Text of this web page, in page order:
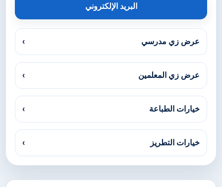
البريد الإلكتروني
عرض زي مدرسي ›
عرض زي المعلمين ›
خيارات الطباعة ›
خيارات التطريز ›